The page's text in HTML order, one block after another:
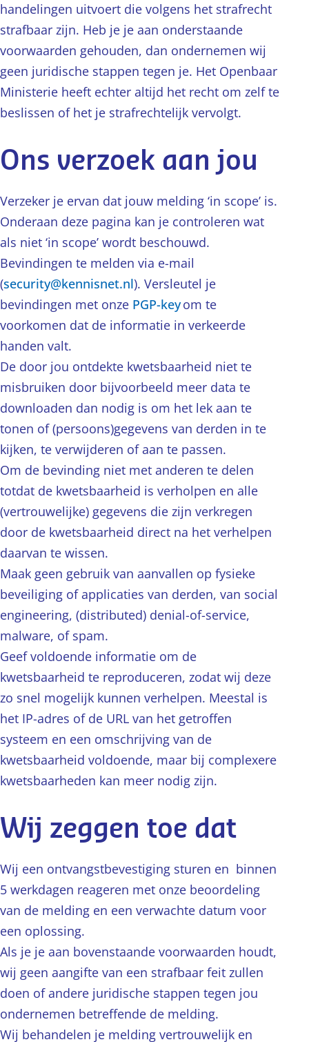
handelingen uitvoert die volgens het strafrecht
strafbaar zijn. Heb je je aan onderstaande
voorwaarden gehouden, dan ondernemen wij
geen juridische stappen tegen je. Het Openbaar
Ministerie heeft echter altijd het recht om zelf te
beslissen of het je strafrechtelijk vervolgt.
Ons verzoek aan jou
Verzeker je ervan dat jouw melding ‘in scope’ is.
Onderaan deze pagina kan je controleren wat
als niet ‘in scope’ wordt beschouwd.
Bevindingen te melden via e-mail
(security@kennisnet.nl). Versleutel je
bevindingen met onze PGP-keyom te
voorkomen dat de informatie in verkeerde
handen valt.
De door jou ontdekte kwetsbaarheid niet te
misbruiken door bijvoorbeeld meer data te
downloaden dan nodig is om het lek aan te
tonen of (persoons)gegevens van derden in te
kijken, te verwijderen of aan te passen.
Om de bevinding niet met anderen te delen
totdat de kwetsbaarheid is verholpen en alle
(vertrouwelijke) gegevens die zijn verkregen
door de kwetsbaarheid direct na het verhelpen
daarvan te wissen.
Maak geen gebruik van aanvallen op fysieke
beveiliging of applicaties van derden, van social
engineering, (distributed) denial-of-service,
malware, of spam.
Geef voldoende informatie om de
kwetsbaarheid te reproduceren, zodat wij deze
zo snel mogelijk kunnen verhelpen. Meestal is
het IP-adres of de URL van het getroffen
systeem en een omschrijving van de
kwetsbaarheid voldoende, maar bij complexere
kwetsbaarheden kan meer nodig zijn.
Wij zeggen toe dat
Wij een ontvangstbevestiging sturen en binnen
5 werkdagen reageren met onze beoordeling
van de melding en een verwachte datum voor
een oplossing.
Als je je aan bovenstaande voorwaarden houdt,
wij geen aangifte van een strafbaar feit zullen
doen of andere juridische stappen tegen jou
ondernemen betreffende de melding.
Wij behandelen je melding vertrouwelijk en